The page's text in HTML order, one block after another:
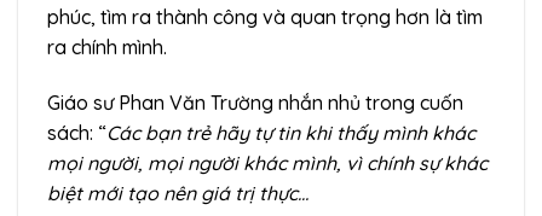
phúc, tìm ra thành công và quan trọng hơn là tìm
ra chính mình.
Giáo sư Phan Văn Trường nhắn nhủ trong cuốn
sách: “Các bạn trẻ hãy tự tin khi thấy mình khác
mọi người, mọi người khác mình, vì chính sự khác
biệt mới tạo nên giá trị thực…